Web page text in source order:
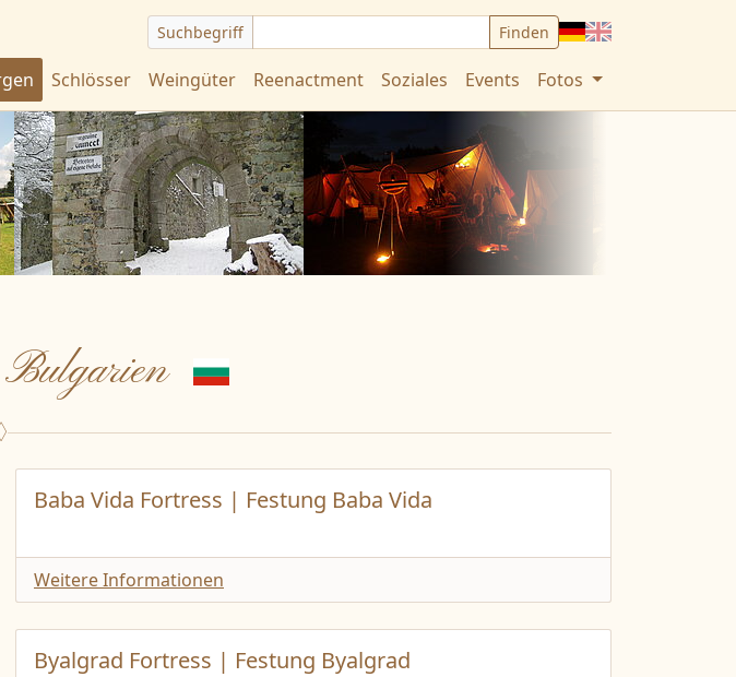
Suchbegriff Deutsch
English
Schlösser Weingüter Reenactment Soziales Events Fotos
Baba Vida Fortress | Festung Baba Vida
Weitere Informationen
Byalgrad Fortress | Festung Byalgrad